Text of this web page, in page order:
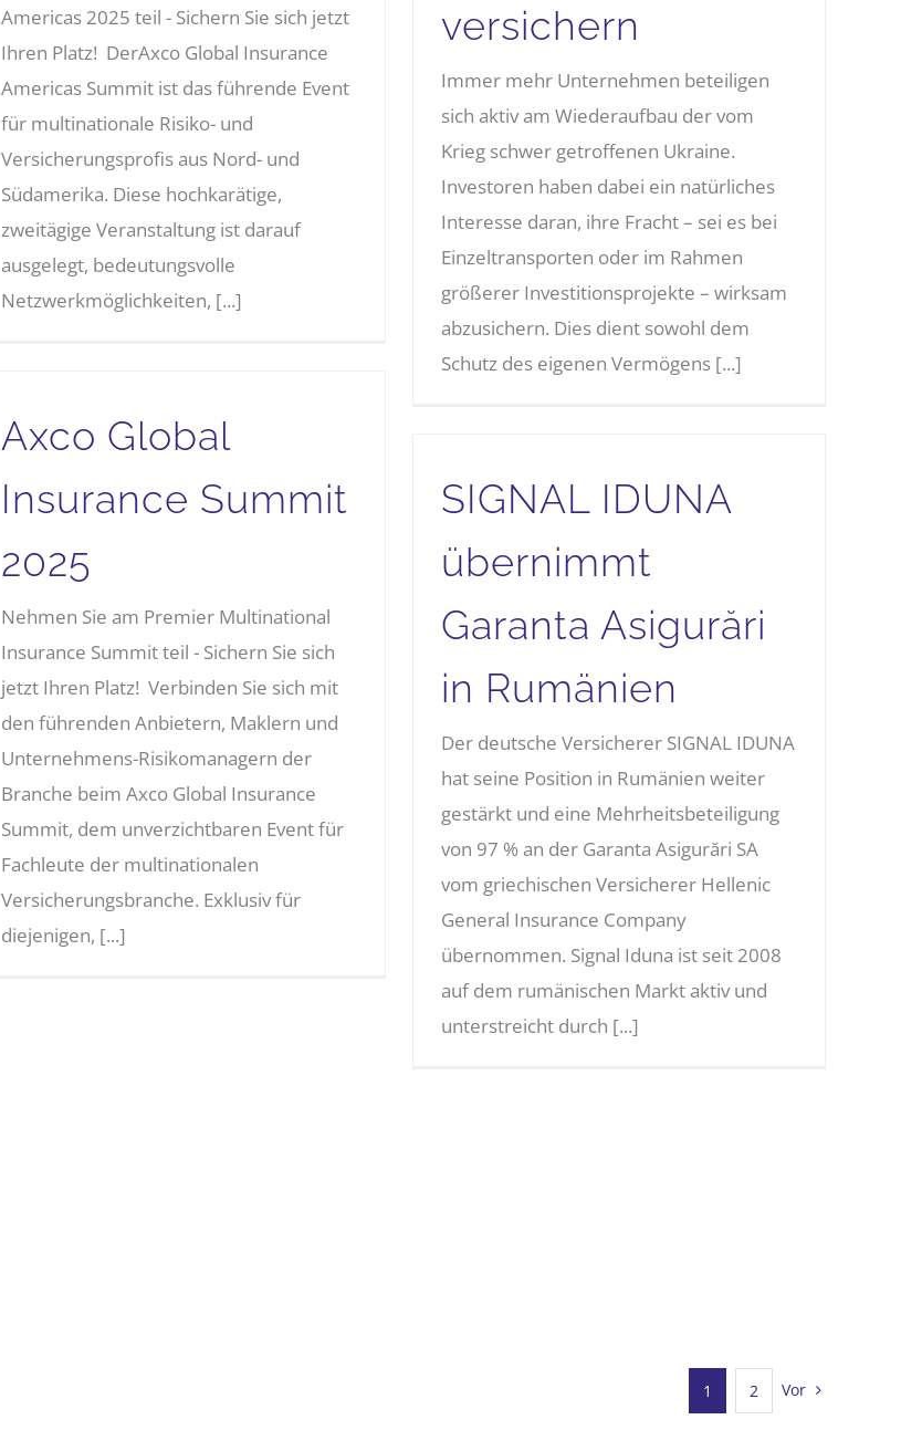
Americas 2025 teil - Sichern Sie sich jetzt
Ihren Platz! DerAxco Global Insurance
Americas Summit ist das führende Event
für multinationale Risiko- und
Versicherungsprofis aus Nord- und
Südamerika. Diese hochkarätige,
zweitägige Veranstaltung ist darauf
ausgelegt, bedeutungsvolle
Netzwerkmöglichkeiten, [...]
versichern
Immer mehr Unternehmen beteiligen
sich aktiv am Wiederaufbau der vom
Krieg schwer getroffenen Ukraine.
Investoren haben dabei ein natürliches
Interesse daran, ihre Fracht – sei es bei
Einzeltransporten oder im Rahmen
größerer Investitionsprojekte – wirksam
abzusichern. Dies dient sowohl dem
Schutz des eigenen Vermögens [...]
Axco Global
Insurance Summit
2025
Nehmen Sie am Premier Multinational
Insurance Summit teil - Sichern Sie sich
jetzt Ihren Platz! Verbinden Sie sich mit
den führenden Anbietern, Maklern und
Unternehmens-Risikomanagern der
Branche beim Axco Global Insurance
Summit, dem unverzichtbaren Event für
Fachleute der multinationalen
Versicherungsbranche. Exklusiv für
diejenigen, [...]
SIGNAL IDUNA
übernimmt
Garanta Asigurări
in Rumänien
Der deutsche Versicherer SIGNAL IDUNA
hat seine Position in Rumänien weiter
gestärkt und eine Mehrheitsbeteiligung
von 97 % an der Garanta Asigurări SA
vom griechischen Versicherer Hellenic
General Insurance Company
übernommen. Signal Iduna ist seit 2008
auf dem rumänischen Markt aktiv und
unterstreicht durch [...]
1 2 Vor